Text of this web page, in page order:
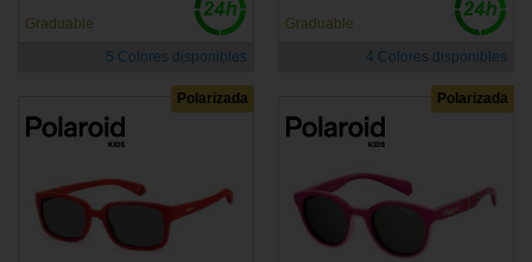
Graduable
5 Colores disponibles
Graduable
4 Colores disponibles
Polarizada Polarizada